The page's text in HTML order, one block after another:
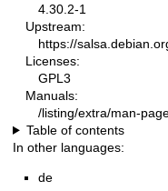
4.30.2-1
Upstream:
https://
Licenses:
GPL3
Manuals:
/listing/extra/man-
Table of contents
In other languages:
de